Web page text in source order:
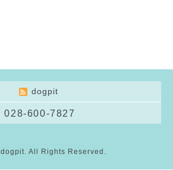
dogpit
028-600-7827
dogpit. All Rights Reserved.